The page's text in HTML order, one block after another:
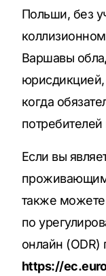
Польши, без
Варшавы
когда
Если вы
также можете
по
онлайн (ODR)
https://